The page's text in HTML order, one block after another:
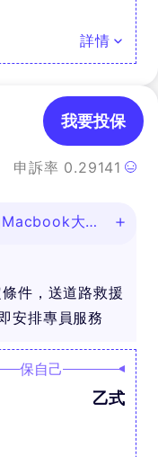
詳情
申訴率 0.29141
我要投保
Macbook大
件，送道路救援
安排專員服務
保自己
乙式